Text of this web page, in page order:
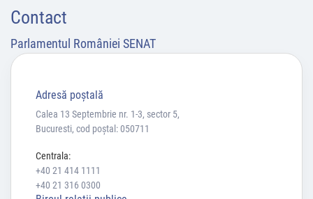
Contact
Parlamentul României SENAT
Adresă poştală
Calea 13 Septembrie nr. 1-3, sector 5,
Bucuresti, cod poștal: 050711
Centrala:
+40 21 414 1111
+40 21 316 0300